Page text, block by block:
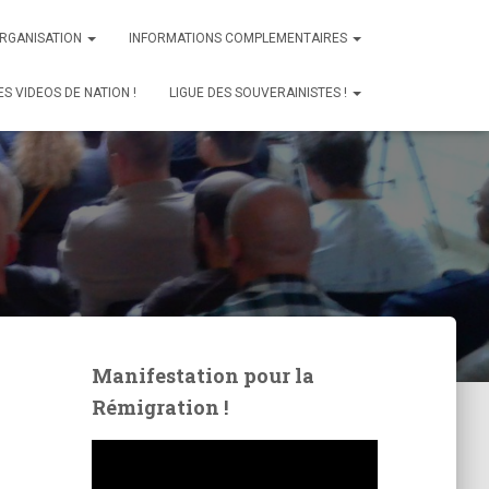
INFORMATIONS COMPLEMENTAIRES
VIDEOS DE NATION ! LIGUE DES SOUVERAINISTES !
Manifestation pour la
Rémigration !